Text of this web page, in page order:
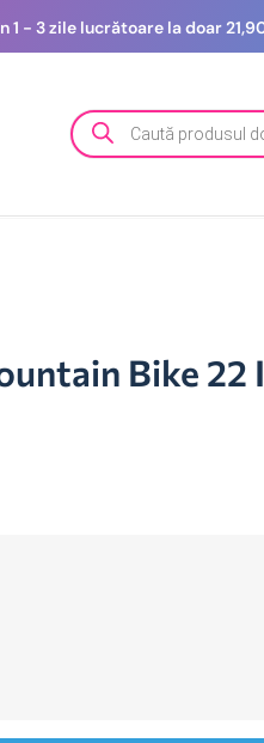
1 - 3 zile lucrătoare la doar
Bike 22